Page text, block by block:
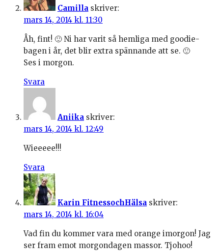
Camilla skriver:
mars 14, 2014 kl. 11:30
Åh, fint! 🙂 Ni har varit så hemliga med goodie-
bagen i år, det blir extra spännande att se. 🙂
Ses i morgon.
Svara
Aniika skriver:
mars 14, 2014 kl. 12:49
Wieeeee!!!
Svara
Karin FitnessochHälsa skriver:
mars 14, 2014 kl. 16:04
Vad fin du kommer vara med orange imorgon! Jag
ser fram emot morgondagen massor. Tjohoo!